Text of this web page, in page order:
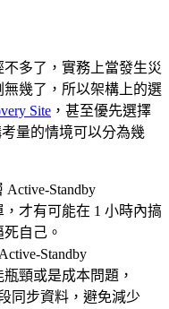
多了，實務上當發生災
幾了，所以架構上的選
Site ，甚至優先選擇
量的情境可以分為幾
Active-Standby
才有可能在 1 小時內搞
自己。
Standby
頸或是成本問題，
同步資料，避免減少